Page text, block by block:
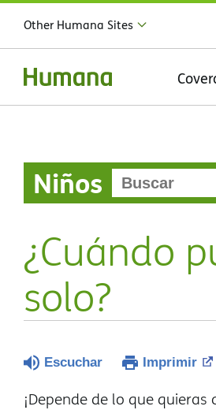
Other Humana Sites
Niños
¿Cuándo
solo?
Escuchar Imprimir
¡Depende de lo que quieras